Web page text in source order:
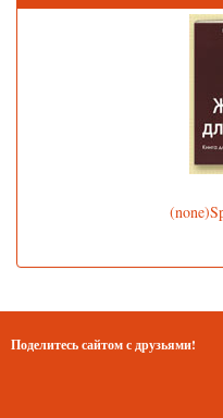
Поделитесь сайтом с друзьями!